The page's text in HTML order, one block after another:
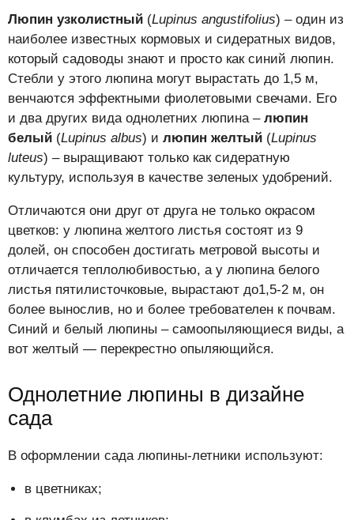
Люпин узколистный (Lupinus angustifolius) – один из
наиболее известных кормовых и сидератных видов,
который садоводы знают и просто как синий люпин.
Стебли у этого люпина могут вырастать до 1,5 м,
венчаются эффектными фиолетовыми свечами. Его
и два других вида однолетних люпина –люпин
белый (Lupinus albus) и люпин желтый (Lupinus
luteus) – выращивают только как сидератную
культуру, используя в качестве зеленых удобрений.
Отличаются они друг от друга не только окрасом
цветков: у люпина желтого листья состоят из 9
долей, он способен достигать метровой высоты и
отличается теплолюбивостью, а у люпина белого
листья пятилисточковые, вырастают до1,5-2 м, он
более вынослив, но и более требователен к почвам.
Синий и белый люпины – самоопыляющиеся виды, а
вот желтый — перекрестно опыляющийся.
Однолетние люпины в дизайне
сада
В оформлении сада люпины-летники используют:
в цветниках;